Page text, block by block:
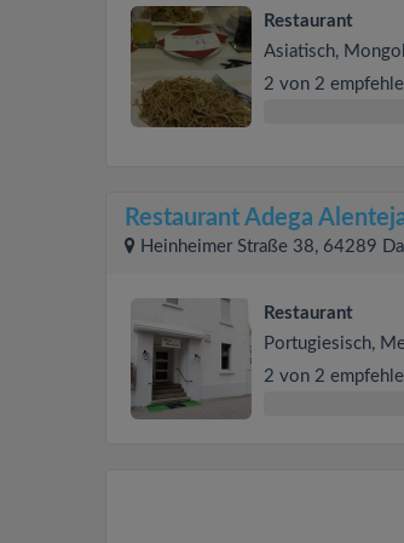
Restaurant
Asiatisch,
2 von 2
Restaurant Adega
Heinheimer Straße 38, 64289
Restaurant
Portugiesisch,
2 von 2